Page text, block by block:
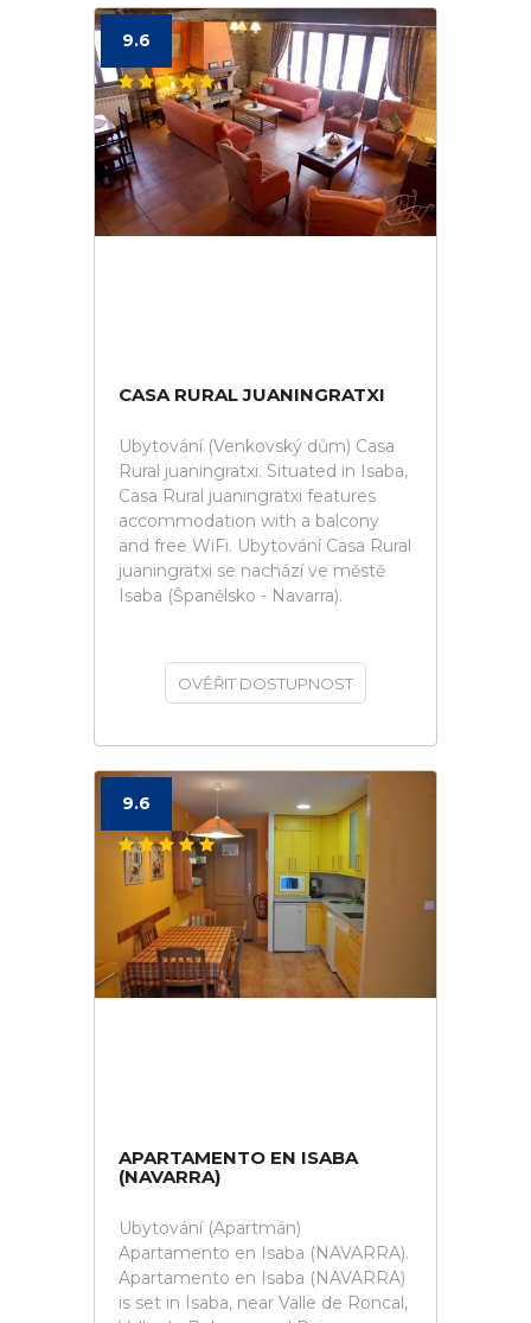
9.6
CASA RURAL JUANINGRATXI
Ubytování (Venkovský dům) Casa
Rural juaningratxi. Situated in Isaba,
Casa Rural juaningratxi features
accommodation with a balcony
and free WiFi. Ubytování Casa Rural
juaningratxi se nachází ve městě
Isaba (Španělsko - Navarra).
OVĚŘIT DOSTUPNOST
9.6
APARTAMENTO EN ISABA
(NAVARRA)
Ubytování (Apartmán)
Apartamento en Isaba (NAVARRA).
Apartamento en Isaba (NAVARRA)
is set in Isaba, near Valle de Roncal,